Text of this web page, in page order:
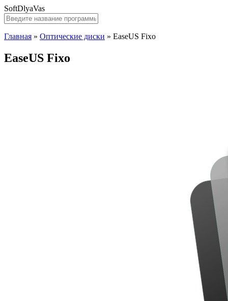
SoftDlyaVas
Главная » Оптические диски » EaseUS Fixo
EaseUS Fixo